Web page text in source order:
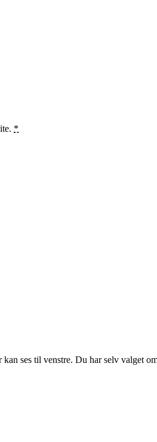
*
ses til venstre. Du har selv valget